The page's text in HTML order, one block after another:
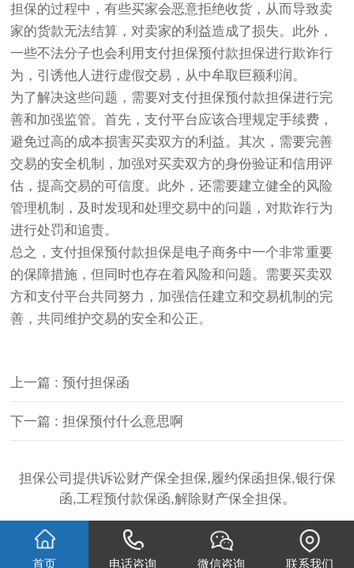
担保的过程中，有些买家会恶意拒绝收货，从而导致卖
家的货款无法结算，对卖家的利益造成了损失。此外，
一些不法分子也会利用支付担保预付款担保进行欺诈行
为，引诱他人进行虚假交易，从中牟取巨额利润。
为了解决这些问题，需要对支付担保预付款担保进行完
善和加强监管。首先，支付平台应该合理规定手续费，
避免过高的成本损害买卖双方的利益。其次，需要完善
交易的安全机制，加强对买卖双方的身份验证和信用评
估，提高交易的可信度。此外，还需要建立健全的风险
管理机制，及时发现和处理交易中的问题，对欺诈行为
进行处罚和追责。
总之，支付担保预付款担保是电子商务中一个非常重要
的保障措施，但同时也存在着风险和问题。需要买卖双
方和支付平台共同努力，加强信任建立和交易机制的完
善，共同维护交易的安全和公正。
上一篇 : 预付担保函
下一篇 : 担保预付什么意思啊
担保公司提供诉讼财产保全担保,履约保函担保,银行保
函,工程预付款保函,解除财产保全担保。
首页 电话咨询 微信咨询 联系我们